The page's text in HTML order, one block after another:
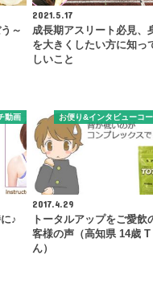
～
2021.5.17
成長期アスリート必見、
を大きくしたい方に知っ
しいこと
動画
♪
お便り&インタビューコ
2017.4.29
トータルアップをご愛飲
客様の声（高知県 14歳 T
ん）